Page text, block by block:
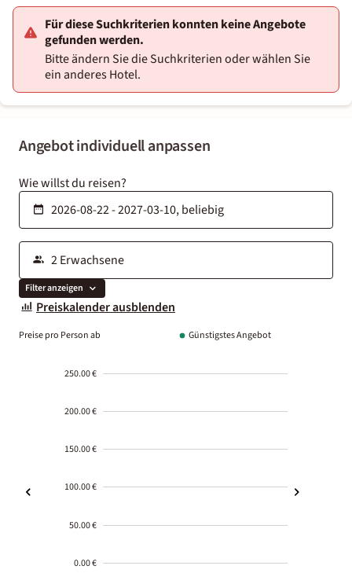
Angebot individuell anpassen
Wie willst du reisen?
Filter anzeigen
Preiskalender ausblenden
Preise pro Person ab Günstigstes Angebot
250.00 €
200.00 €
150.00 €
100.00 €
50.00 €
0.00 €
Für diese Suchkriterien konnten keine Angebote
gefunden werden.
Bitte ändern Sie die Suchkriterien oder wählen Sie
ein anderes Hotel.